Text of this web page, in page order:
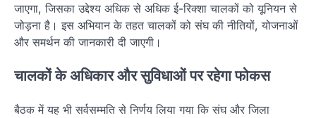
जाएगा, जिसका उद्देश्य अधिक से अधिक ई-रिक्शा चालकों को यूनियन से
जोड़ना है। इस अभियान के तहत चालकों को संघ की नीतियों, योजनाओं
और समर्थन की जानकारी दी जाएगी।
चालकों के अधिकार और सुविधाओं पर रहेगा फोकस
बैठक में यह भी सर्वसम्मति से निर्णय लिया गया कि संघ और जिला